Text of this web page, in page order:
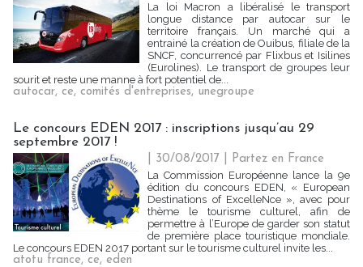
La loi Macron a libéralisé le transport
longue distance par autocar sur le
territoire français. Un marché qui a
entrainé la création de Ouibus, filiale de la
SNCF, concurrencé par Flixbus et Isilines
(Eurolines). Le transport de groupes leur
sourit et reste une manne à fort potentiel de...
autocar, ce, comités d'entreprises, unegroupe
Le concours EDEN 2017 : inscriptions jusqu’au 29
septembre 2017 !
| 30/08/2017
Partez en France
La Commission Européenne lance la 9e
édition du concours EDEN, « European
Destinations of ExcelleNce », avec pour
thème le tourisme culturel, afin de
permettre à l’Europe de garder son statut
de première place touristique mondiale.
Le concours EDEN 2017 portant sur le tourisme culturel invite les...
atotu france, ce, eden